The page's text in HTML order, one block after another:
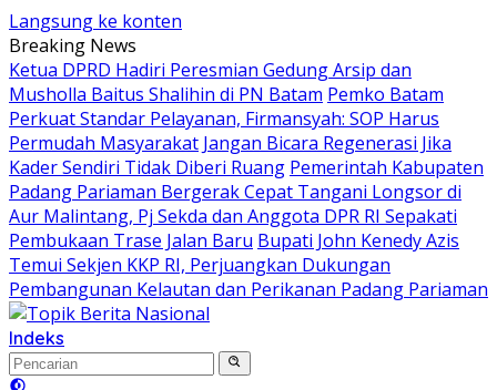
Langsung ke konten
Breaking News
Ketua DPRD Hadiri Peresmian Gedung Arsip dan
Musholla Baitus Shalihin di PN Batam Pemko Batam
Perkuat Standar Pelayanan, Firmansyah: SOP Harus
Permudah Masyarakat Jangan Bicara Regenerasi Jika
Kader Sendiri Tidak Diberi Ruang Pemerintah Kabupaten
Padang Pariaman Bergerak Cepat Tangani Longsor di
Aur Malintang, Pj Sekda dan Anggota DPR RI Sepakati
Pembukaan Trase Jalan Baru Bupati John Kenedy Azis
Temui Sekjen KKP RI, Perjuangkan Dukungan
Pembangunan Kelautan dan Perikanan Padang Pariaman
Indeks